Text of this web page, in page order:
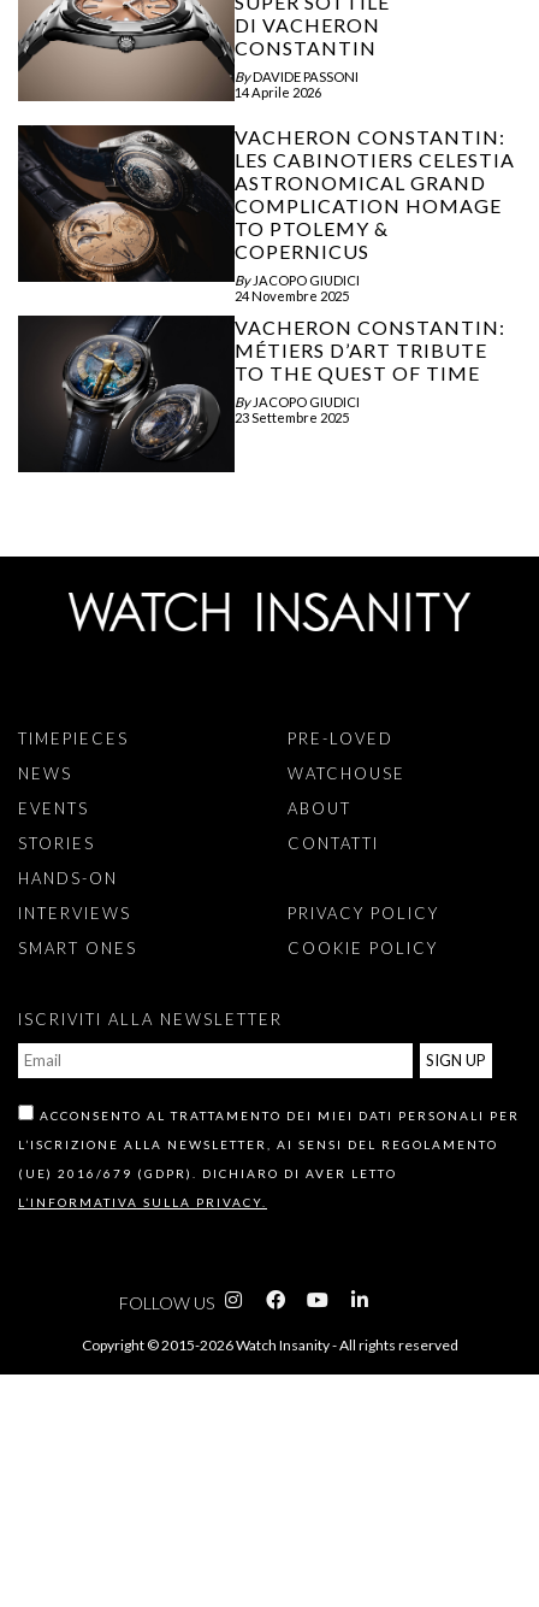
DI VACHERON
CONSTANTIN
ByDAVIDE PASSONI
14 Aprile 2026
VACHERON CONSTANTIN:
LES CABINOTIERS CELESTIA
ASTRONOMICAL GRAND
COMPLICATION HOMAGE
TO PTOLEMY &
COPERNICUS
By JACOPO GIUDICI
24 Novembre 2025
VACHERON CONSTANTIN:
MÉTIERS D’ART TRIBUTE
TO THE QUEST OF TIME
By JACOPO GIUDICI
23 Settembre 2025
TIMEPIECES
NEWS
EVENTS
STORIES
HANDS-ON
INTERVIEWS
SMART ONES
PRE-LOVED
WATCHOUSE
ABOUT
CONTATTI
PRIVACY POLICY
COOKIE POLICY
ISCRIVITI ALLA NEWSLETTER
ACCONSENTO AL TRATTAMENTO DEI MIEI DATI PERSONALI PER
L’ISCRIZIONE ALLA NEWSLETTER, AI SENSI DEL REGOLAMENTO
(UE) 2016/679 (GDPR). DICHIARO DI AVER LETTO
L’INFORMATIVA SULLA PRIVACY.
FOLLOW US
Copyright © 2015-2026 Watch Insanity - All rights reserved